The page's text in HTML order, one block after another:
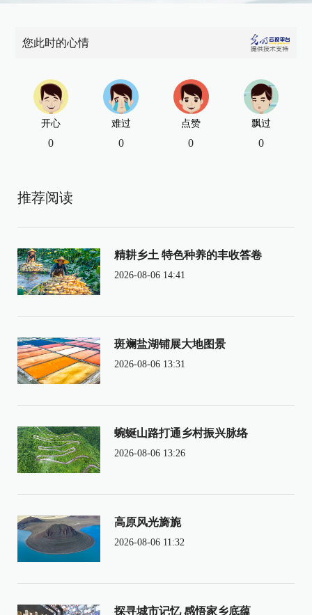
您此时的心情
开心
0
难过
0
点赞
0
飘过
0
推荐阅读
精耕乡土 特色种养的丰收答卷
2026-08-06 14:41
斑斓盐湖铺展大地图景
2026-08-06 13:31
蜿蜒山路打通乡村振兴脉络
2026-08-06 13:26
高原风光旖旎
2026-08-06 11:32
探寻城市记忆 感悟家乡底蕴